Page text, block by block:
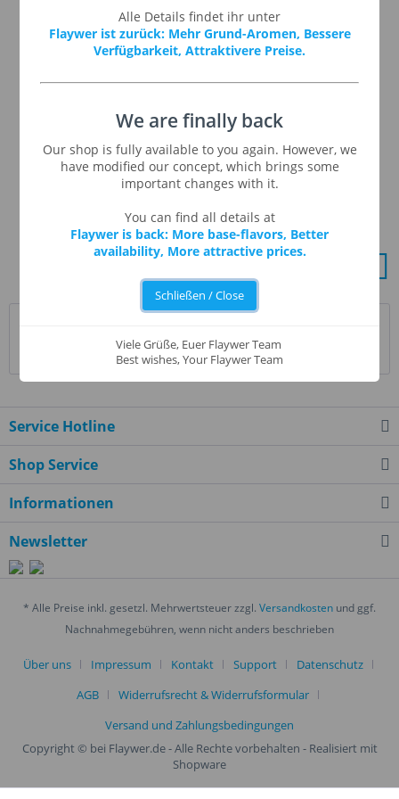
Vanilla Pudding
Watermelon
Viel Spaß mit den neuenFlavorah Aromen.
Und sollten euch bestimmte Flavorah Aromen fehlen,
hinterlasst uns einfach einen Kommentar!
Kommentar schreiben
Service Hotline
Shop Service
Informationen
Newsletter
* Alle Preise inkl. gesetzl. Mehrwertsteuer zzgl. Versandkosten und ggf.
Nachnahmegebühren, wenn nicht anders beschrieben
Über uns Impressum Kontakt Support
Datenschutz
AGB
Widerrufsrecht & Widerrufsformular
Versand und Zahlungsbedingungen
Copyright © bei Flaywer.de - Alle Rechte vorbehalten - Realisiert mit
Shopware
Alle Details findet ihr unter
Flaywer ist zurück: Mehr Grund-Aromen, Bessere
Verfügbarkeit, Attraktivere Preise.
We are finally back
Our shop is fully available to you again. However, we
have modified our concept, which brings some
important changes with it.
You can find all details at
Flaywer is back: More base-flavors, Better
availability, More attractive prices.
Schließen / Close
Viele Grüße, Euer Flaywer Team
Best wishes, Your Flaywer Team